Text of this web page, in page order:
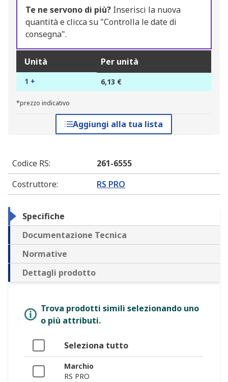
Te ne servono di più? Inserisci la nuova
quantità e clicca su "Controlla le date di
consegna".
Unità Per unità
1 + 6,13 €
*prezzo indicativo
Aggiungi alla tua lista
Codice RS:
261-6555
Costruttore: RS PRO
Specifiche
Documentazione Tecnica
Normative
Dettagli prodotto
Trova prodotti simili selezionando uno
o più attributi.
Seleziona tutto
Marchio
RS PRO